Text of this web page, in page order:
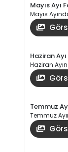
Mayıs Ayı
Mayıs
Haziran
Haziran
Temmuz
Temmuz